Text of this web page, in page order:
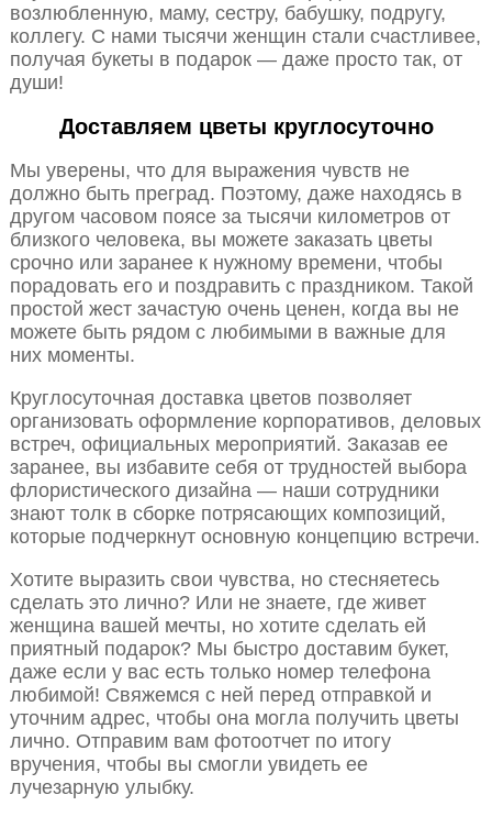
возлюбленную, маму, сестру, бабушку, подругу,
коллегу. С нами тысячи женщин стали счастливее,
получая букеты в подарок — даже просто так, от
души!
Доставляем цветы круглосуточно
Мы уверены, что для выражения чувств не
должно быть преград. Поэтому, даже находясь в
другом часовом поясе за тысячи километров от
близкого человека, вы можете заказать цветы
срочно или заранее к нужному времени, чтобы
порадовать его и поздравить с праздником. Такой
простой жест зачастую очень ценен, когда вы не
можете быть рядом с любимыми в важные для
них моменты.
Круглосуточная доставка цветов позволяет
организовать оформление корпоративов, деловых
встреч, официальных мероприятий. Заказав ее
заранее, вы избавите себя от трудностей выбора
флористического дизайна — наши сотрудники
знают толк в сборке потрясающих композиций,
которые подчеркнут основную концепцию встречи.
Хотите выразить свои чувства, но стесняетесь
сделать это лично? Или не знаете, где живет
женщина вашей мечты, но хотите сделать ей
приятный подарок? Мы быстро доставим букет,
даже если у вас есть только номер телефона
любимой! Свяжемся с ней перед отправкой и
уточним адрес, чтобы она могла получить цветы
лично. Отправим вам фотоотчет по итогу
вручения, чтобы вы смогли увидеть ее
лучезарную улыбку.